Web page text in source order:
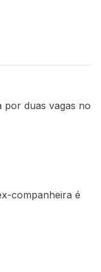
por duas vagas no
companheira é